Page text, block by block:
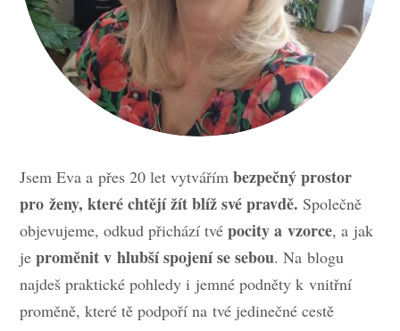
Jsem Eva a přes 20 let vytvářímbezpečný prostor
pro ženy, které chtějí žít blíž své pravdě. Společně
objevujeme, odkud přichází tvépocity a vzorce, a jak
jeproměnit v hlubší spojení se sebou. Na blogu
najdeš praktické pohledy i jemné podněty k vnitřní
proměně, které tě podpoří na tvé jedinečné cestě